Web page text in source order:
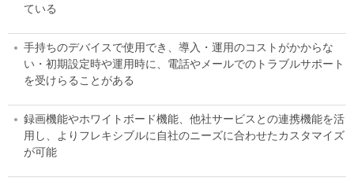
ている
手持ちのデバイスで使用でき、導入・運用のコストがかからな
い・初期設定時や運用時に、電話やメールでのトラブルサポート
を受けらることがある
録画機能やホワイトボード機能、他社サービスとの連携機能を活
用し、よりフレキシブルに自社のニーズに合わせたカスタマイズ
が可能